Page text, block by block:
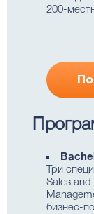
200-
Три
Sales and
бизнес-